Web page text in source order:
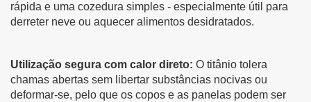
rápida e uma cozedura simples - especialmente útil para
derreter neve ou aquecer alimentos desidratados.
Utilização segura com calor direto: O titânio tolera
chamas abertas sem libertar substâncias nocivas ou
deformar-se, pelo que os copos e as panelas podem ser